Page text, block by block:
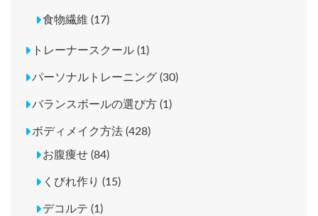
食物繊維 (17)
トレーナースクール (1)
パーソナルトレーニング (30)
バランスボールの選び方 (1)
ボディメイク方法 (428)
お腹痩せ (84)
くびれ作り (15)
デコルテ (1)